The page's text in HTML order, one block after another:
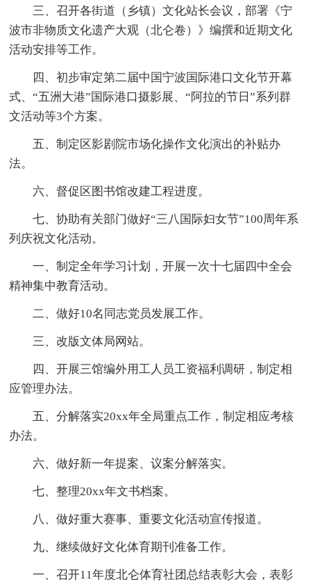
三、召开各街道（乡镇）文化站长会议，部署《宁
波市非物质文化遗产大观（北仑卷）》编撰和近期文化
活动安排等工作。
四、初步审定第二届中国宁波国际港口文化节开幕
式、“五洲大港”国际港口摄影展、“阿拉的节日”系列群
文活动等3个方案。
五、制定区影剧院市场化操作文化演出的补贴办
法。
六、督促区图书馆改建工程进度。
七、协助有关部门做好“三八国际妇女节”100周年系
列庆祝文化活动。
一、制定全年学习计划，开展一次十七届四中全会
精神集中教育活动。
二、做好10名同志党员发展工作。
三、改版文体局网站。
四、开展三馆编外用工人员工资福利调研，制定相
应管理办法。
五、分解落实20xx年全局重点工作，制定相应考核
办法。
六、做好新一年提案、议案分解落实。
七、整理20xx年文书档案。
八、做好重大赛事、重要文化活动宣传报道。
九、继续做好文化体育期刊准备工作。
一、召开11年度北仑体育社团总结表彰大会，表彰